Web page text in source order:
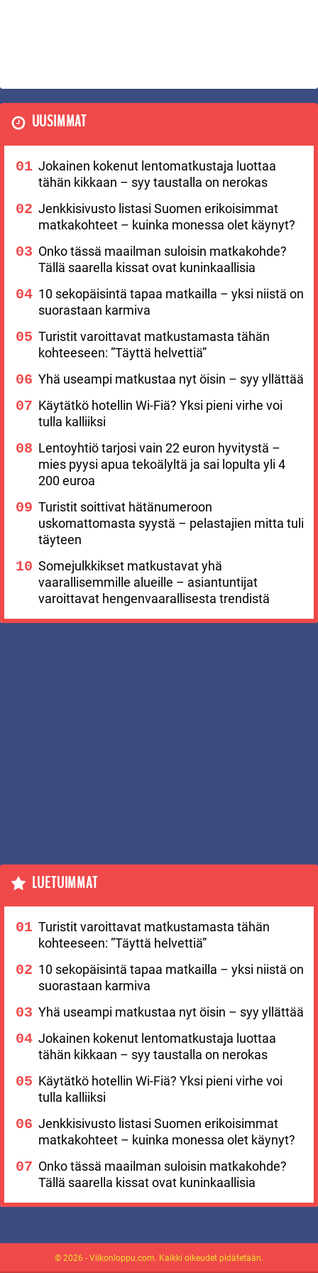
UUSIMMAT
Jokainen kokenut lentomatkustaja luottaa
tähän kikkaan – syy taustalla on nerokas
Jenkkisivusto listasi Suomen erikoisimmat
matkakohteet – kuinka monessa olet käynyt?
Onko tässä maailman suloisin matkakohde?
Tällä saarella kissat ovat kuninkaallisia
10 sekopäisintä tapaa matkailla – yksi niistä on
suorastaan karmiva
Turistit varoittavat matkustamasta tähän
kohteeseen: ”Täyttä helvettiä”
Yhä useampi matkustaa nyt öisin – syy yllättää
Käytätkö hotellin Wi-Fiä? Yksi pieni virhe voi
tulla kalliiksi
Lentoyhtiö tarjosi vain 22 euron hyvitystä –
mies pyysi apua tekoälyltä ja sai lopulta yli 4
200 euroa
Turistit soittivat hätänumeroon
uskomattomasta syystä – pelastajien mitta tuli
täyteen
Somejulkkikset matkustavat yhä
vaarallisemmille alueille – asiantuntijat
varoittavat hengenvaarallisesta trendistä
LUETUIMMAT
Turistit varoittavat matkustamasta tähän
kohteeseen: ”Täyttä helvettiä”
10 sekopäisintä tapaa matkailla – yksi niistä on
suorastaan karmiva
Yhä useampi matkustaa nyt öisin – syy yllättää
Jokainen kokenut lentomatkustaja luottaa
tähän kikkaan – syy taustalla on nerokas
Käytätkö hotellin Wi-Fiä? Yksi pieni virhe voi
tulla kalliiksi
Jenkkisivusto listasi Suomen erikoisimmat
matkakohteet – kuinka monessa olet käynyt?
Onko tässä maailman suloisin matkakohde?
Tällä saarella kissat ovat kuninkaallisia
© 2026 - Viikonloppu.com. Kaikki oikeudet pidätetään.